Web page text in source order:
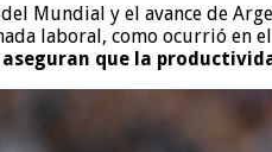
Mundial y el avance de
laboral, como ocurrió en
que la